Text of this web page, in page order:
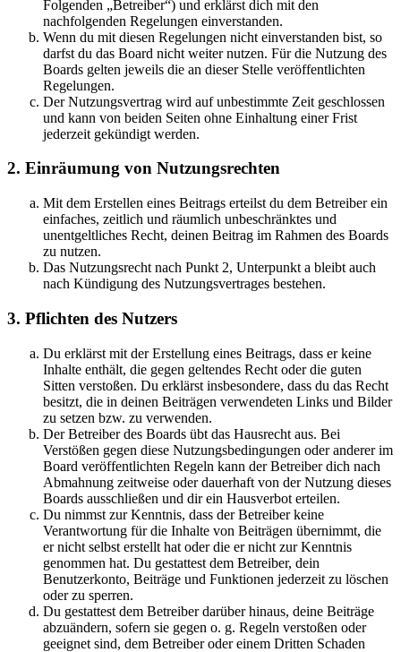
Folgenden „Betreiber“) und erklärst dich mit den
nachfolgenden Regelungen einverstanden.
Wenn du mit diesen Regelungen nicht einverstanden bist, so
darfst du das Board nicht weiter nutzen. Für die Nutzung des
Boards gelten jeweils die an dieser Stelle veröffentlichten
Regelungen.
Der Nutzungsvertrag wird auf unbestimmte Zeit geschlossen
und kann von beiden Seiten ohne Einhaltung einer Frist
jederzeit gekündigt werden.
2. Einräumung von Nutzungsrechten
Mit dem Erstellen eines Beitrags erteilst du dem Betreiber ein
einfaches, zeitlich und räumlich unbeschränktes und
unentgeltliches Recht, deinen Beitrag im Rahmen des Boards
zu nutzen.
Das Nutzungsrecht nach Punkt 2, Unterpunkt a bleibt auch
nach Kündigung des Nutzungsvertrages bestehen.
3. Pflichten des Nutzers
Du erklärst mit der Erstellung eines Beitrags, dass er keine
Inhalte enthält, die gegen geltendes Recht oder die guten
Sitten verstoßen. Du erklärst insbesondere, dass du das Recht
besitzt, die in deinen Beiträgen verwendeten Links und Bilder
zu setzen bzw. zu verwenden.
Der Betreiber des Boards übt das Hausrecht aus. Bei
Verstößen gegen diese Nutzungsbedingungen oder anderer im
Board veröffentlichten Regeln kann der Betreiber dich nach
Abmahnung zeitweise oder dauerhaft von der Nutzung dieses
Boards ausschließen und dir ein Hausverbot erteilen.
Du nimmst zur Kenntnis, dass der Betreiber keine
Verantwortung für die Inhalte von Beiträgen übernimmt, die
er nicht selbst erstellt hat oder die er nicht zur Kenntnis
genommen hat. Du gestattest dem Betreiber, dein
Benutzerkonto, Beiträge und Funktionen jederzeit zu löschen
oder zu sperren.
Du gestattest dem Betreiber darüber hinaus, deine Beiträge
abzuändern, sofern sie gegen o. g. Regeln verstoßen oder
geeignet sind, dem Betreiber oder einem Dritten Schaden